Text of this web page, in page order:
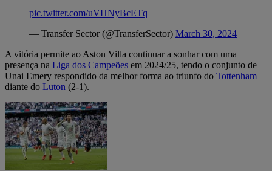
pic.twitter.com/uVHNyBcETq
— Transfer Sector (@TransferSector) March 30, 2024
A vitória permite ao Aston Villa continuar a sonhar com uma
presença na Liga dos Campeões em 2024/25, tendo o conjunto de
Unai Emery respondido da melhor forma ao triunfo do Tottenham
diante do Luton (2-1).